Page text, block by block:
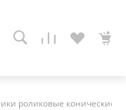
роликовые конические